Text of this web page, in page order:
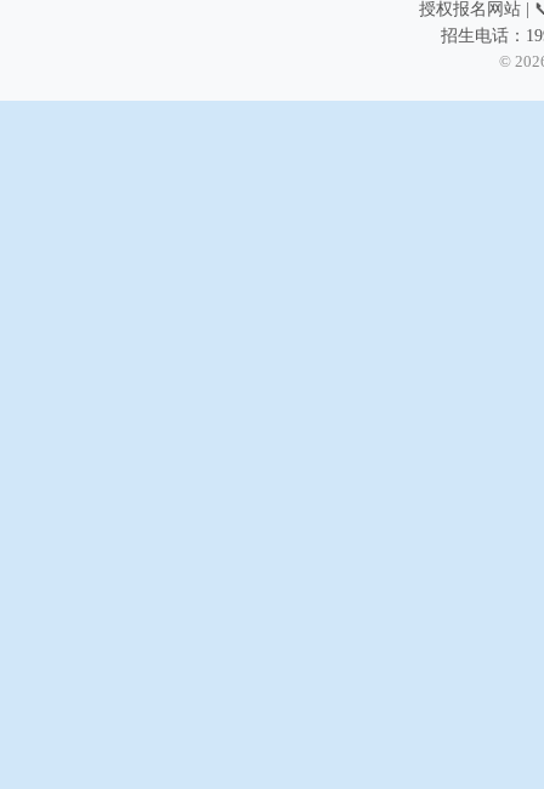
授权报名网站 |
招生电话：
©